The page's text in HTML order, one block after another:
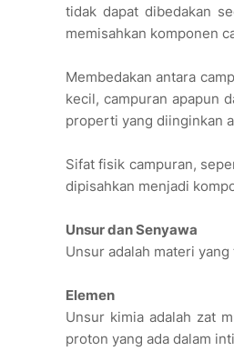
tidak dapat dibedakan
memisahkan komponen
Membedakan antara
kecil, campuran apapun
properti yang diinginkan
Sifat fisik campuran,
dipisahkan menjadi
Unsur dan Senyawa
Unsur adalah materi
Elemen
Unsur kimia adalah zat
proton yang ada dalam